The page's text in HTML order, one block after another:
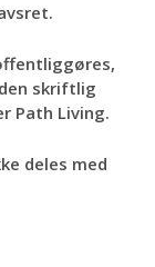
skriftlig
Path Living.
deles med